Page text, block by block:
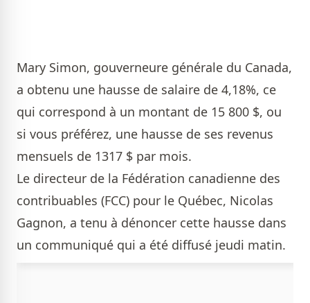
Mary Simon, gouverneure générale du Canada,
a obtenu une hausse de salaire de 4,18%, ce
qui correspond à un montant de 15 800 $, ou
si vous préférez, une hausse de ses revenus
mensuels de 1317 $ par mois.
Le directeur de la Fédération canadienne des
contribuables (FCC) pour le Québec, Nicolas
Gagnon, a tenu à dénoncer cette hausse dans
un communiqué qui a été diffusé jeudi matin.